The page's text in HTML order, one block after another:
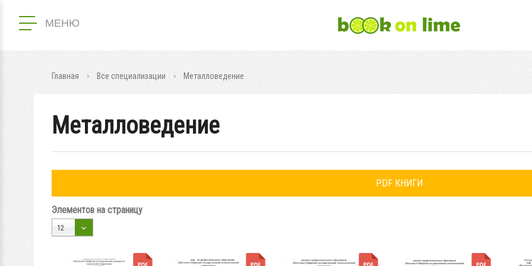
МЕНЮ
Главная Все специализации Металловедение
Металловедение
PDF КНИГИ
Элементов на страницу
12